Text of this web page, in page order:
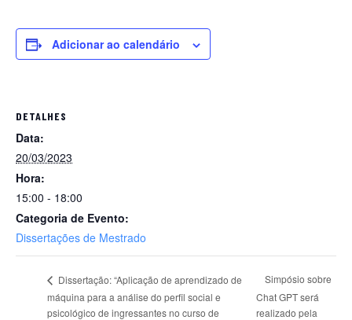
Adicionar ao calendário
DETALHES
Data:
20/03/2023
Hora:
15:00 - 18:00
Categoria de Evento:
Dissertações de Mestrado
Dissertação: “Aplicação de aprendizado de
máquina para a análise do perfil social e
psicológico de ingressantes no curso de
Simpósio sobre
Chat GPT será
realizado pela